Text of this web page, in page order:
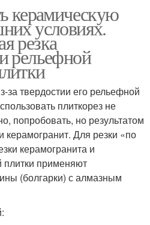
керамическую
условиях.
резка
рельефной
за твердостии его рельефной
плиткорез не
попробовать, но результатом
керамогранит. Для резки «по
керамогранита и
плитки применяют
(болгарки) с алмазным